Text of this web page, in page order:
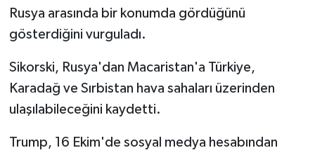
Rusya arasında bir konumda gördüğünü
gösterdiğini vurguladı.
Sikorski, Rusya'dan Macaristan'a Türkiye,
Karadağ ve Sırbistan hava sahaları üzerinden
ulaşılabileceğini kaydetti.
Trump, 16 Ekim'de sosyal medya hesabından